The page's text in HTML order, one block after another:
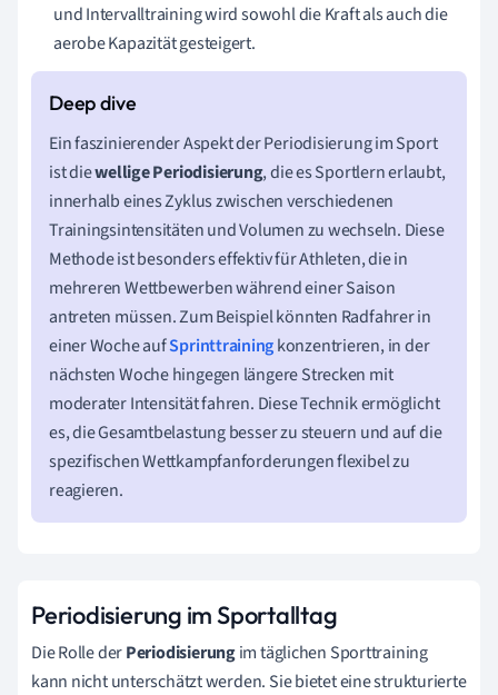
und Intervalltraining wird sowohl die Kraft als auch die
aerobe Kapazität gesteigert.
Ein faszinierender Aspekt der Periodisierung im Sport
ist diewellige Periodisierung, die es Sportlern erlaubt,
innerhalb eines Zyklus zwischen verschiedenen
Trainingsintensitäten und Volumen zu wechseln. Diese
Methode ist besonders effektiv für Athleten, die in
mehreren Wettbewerben während einer Saison
antreten müssen. Zum Beispiel könnten Radfahrer in
einer Woche aufSprinttrainingkonzentrieren, in der
nächsten Woche hingegen längere Strecken mit
moderater Intensität fahren. Diese Technik ermöglicht
es, die Gesamtbelastung besser zu steuern und auf die
spezifischen Wettkampfanforderungen flexibel zu
reagieren.
Periodisierung im Sportalltag
Die Rolle derPeriodisierungim täglichen Sporttraining
kann nicht unterschätzt werden. Sie bietet eine strukturierte